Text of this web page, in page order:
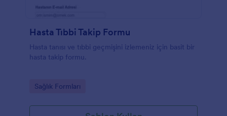
Hasta Tıbbi Takip Formu
Hasta tanısı ve tıbbi geçmişini izlemeniz için basit bir
hasta takip formu.
Go to Category:
Sağlık Formları